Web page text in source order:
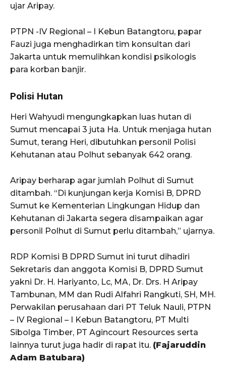
ujar Aripay.
PTPN -IV Regional – I Kebun Batangtoru, papar
Fauzi juga menghadirkan tim konsultan dari
Jakarta untuk memulihkan kondisi psikologis
para korban banjir.
Polisi Hutan
Heri Wahyudi mengungkapkan luas hutan di
Sumut mencapai 3 juta Ha. Untuk menjaga hutan
Sumut, terang Heri, dibutuhkan personil Polisi
Kehutanan atau Polhut sebanyak 642 orang.
Aripay berharap agar jumlah Polhut di Sumut
ditambah. “Di kunjungan kerja Komisi B, DPRD
Sumut ke Kementerian Lingkungan Hidup dan
Kehutanan di Jakarta segera disampaikan agar
personil Polhut di Sumut perlu ditambah,” ujarnya.
RDP Komisi B DPRD Sumut ini turut dihadiri
Sekretaris dan anggota Komisi B, DPRD Sumut
yakni Dr. H. Hariyanto, Lc, MA, Dr. Drs. H Aripay
Tambunan, MM dan Rudi Alfahri Rangkuti, SH, MH.
Perwakilan perusahaan dari PT Teluk Nauli, PTPN
– IV Regional – I Kebun Batangtoru, PT Multi
Sibolga Timber, PT Agincourt Resources serta
lainnya turut juga hadir di rapat itu. (Fajaruddin
Adam Batubara)